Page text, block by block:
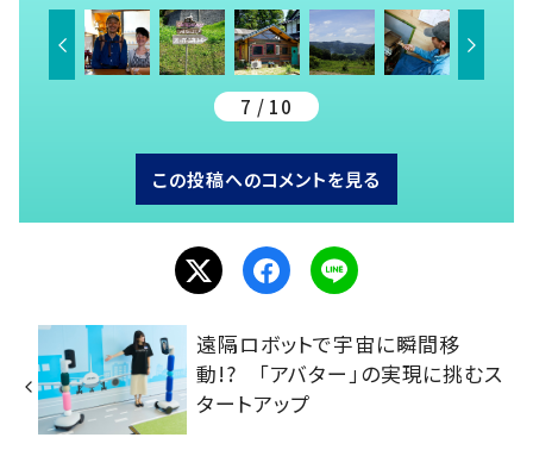
7 / 10
この投稿へのコメントを見る
遠隔ロボットで宇宙に瞬間移
動!? 「アバター」の実現に挑むス
タートアップ